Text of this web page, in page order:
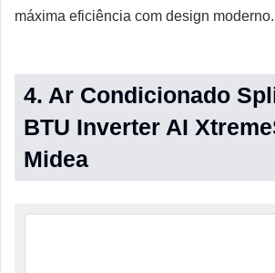
máxima eficiência com design moderno.
4. Ar Condicionado
BTU Inverter AI
Midea